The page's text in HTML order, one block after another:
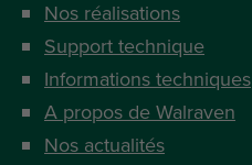
Nos réalisations
Support technique
Informations techniques
A propos de Walraven
Nos actualités